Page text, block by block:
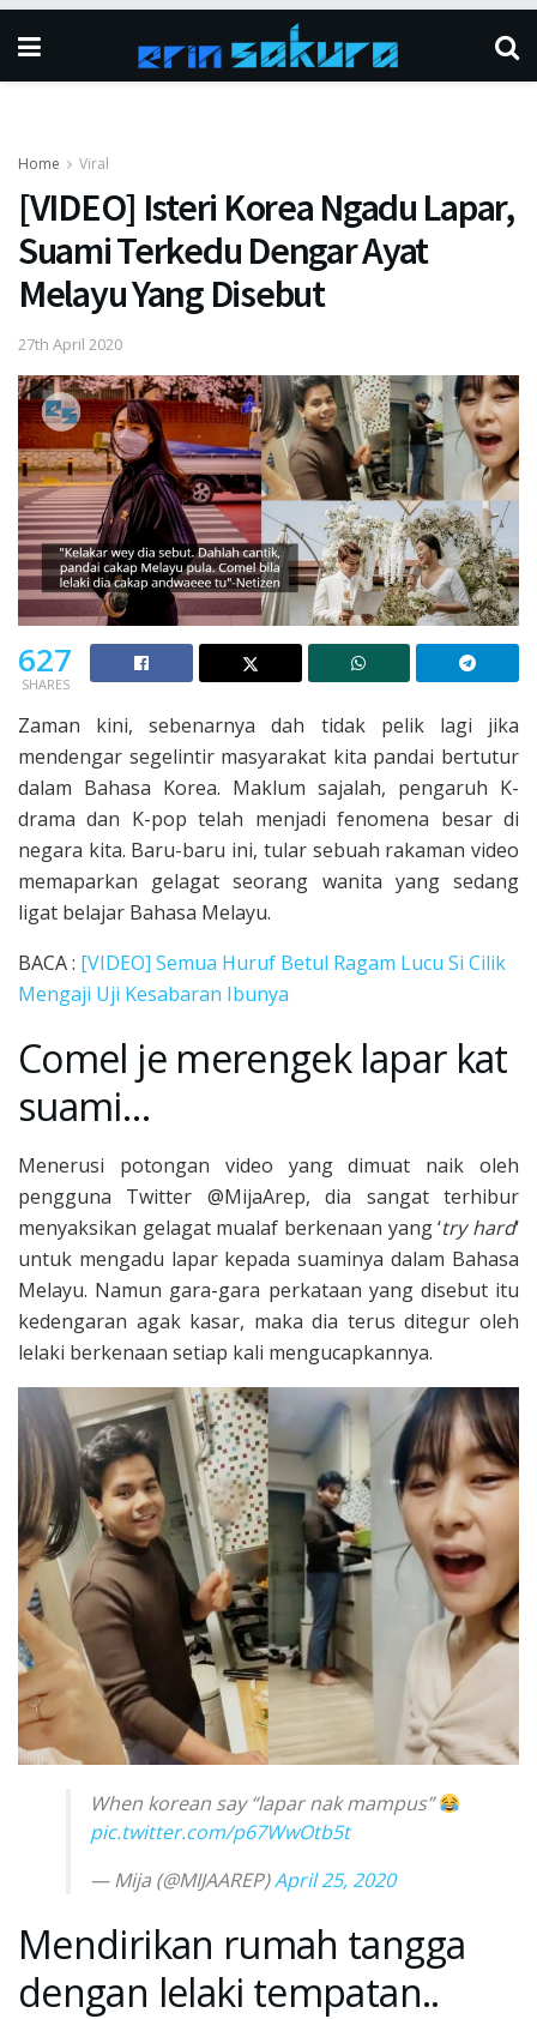
Home Viral
[VIDEO] Isteri Korea Ngadu Lapar,
Suami Terkedu Dengar Ayat
Melayu Yang Disebut
27th April 2020
627
SHARES
Zaman kini, sebenarnya dah tidak pelik lagi jika
mendengar segelintir masyarakat kita pandai bertutur
dalam Bahasa Korea. Maklum sajalah, pengaruh K-
drama dan K-pop telah menjadi fenomena besar di
negara kita. Baru-baru ini, tular sebuah rakaman video
memaparkan gelagat seorang wanita yang sedang
ligat belajar Bahasa Melayu.
BACA : [VIDEO] Semua Huruf Betul Ragam Lucu Si Cilik
Mengaji Uji Kesabaran Ibunya
Comel je merengek lapar kat
suami…
Menerusi potongan video yang dimuat naik oleh
pengguna Twitter @MijaArep, dia sangat terhibur
menyaksikan gelagat mualaf berkenaan yang ‘try hard‘
untuk mengadu lapar kepada suaminya dalam Bahasa
Melayu. Namun gara-gara perkataan yang disebut itu
kedengaran agak kasar, maka dia terus ditegur oleh
lelaki berkenaan setiap kali mengucapkannya.
When korean say “lapar nak mampus”
pic.twitter.com/p67WwOtb5t
— Mija (@MIJAAREP)April 25, 2020
Mendirikan rumah tangga
dengan lelaki tempatan..